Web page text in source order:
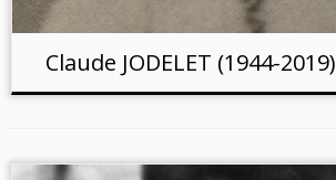
Claude JODELET (1944-2019)